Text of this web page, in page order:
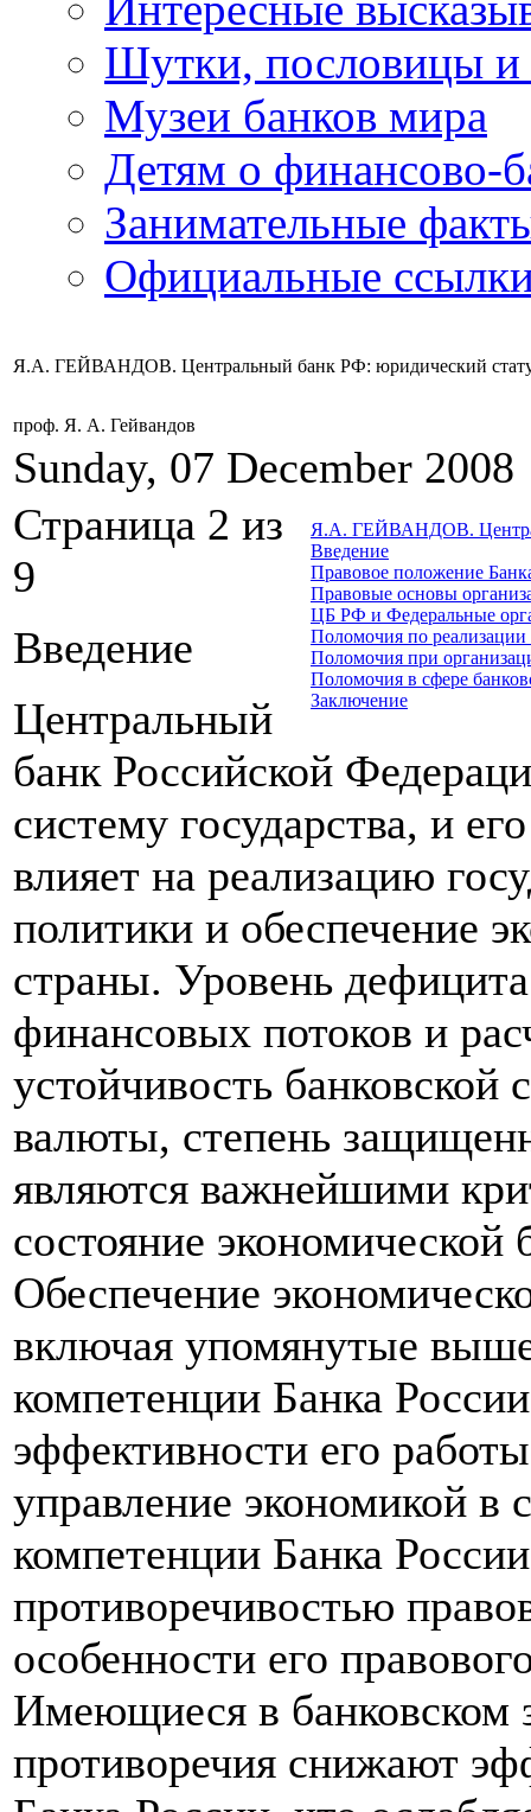
Шутки, пословицы и
Музеи банков мира
Детям о финансово-
Занимательные
Официальные
Я.А. ГЕЙВАНДОВ. Центральный банк РФ: юридический
проф. Я. А. Гейвандов
Sunday, 07 December 2008
Я.А. ГЕЙВАНДОВ.
Введение
Правовое положение
Правовые основы
ЦБ РФ и Федеральные
Поломочия по реализации
Поломочия при
Поломочия в сфере
Заключение
Страница 2 из
9
Введение
Центральный
банк Российской
систему государства, и
влияет на реализацию
политики и обеспечение
страны. Уровень
финансовых потоков и
устойчивость
валюты, степень
являются важнейшими
состояние экономической
Обеспечение
включая упомянутые
компетенции Банка
эффективности его
управление экономикой в
компетенции Банка
противоречивостью
особенности его
Имеющиеся в банковском
противоречия снижают